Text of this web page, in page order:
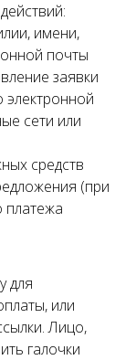
имени,
почты
заявки
сети или
средств
(при
платежа
для
или
Лицо,
галочки